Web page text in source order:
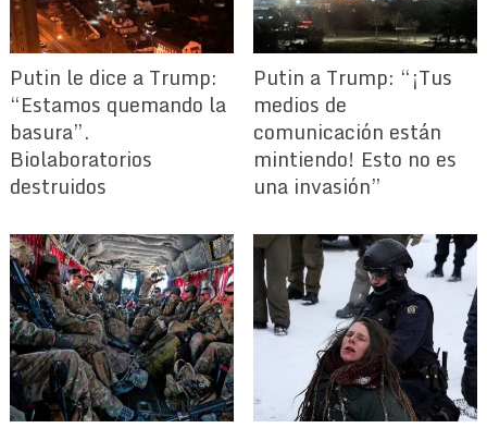
Putin le dice a Trump:
“Estamos quemando la
basura”.
Biolaboratorios
destruidos
Putin a Trump: “¡Tus
medios de
comunicación están
mintiendo! Esto no es
una invasión”